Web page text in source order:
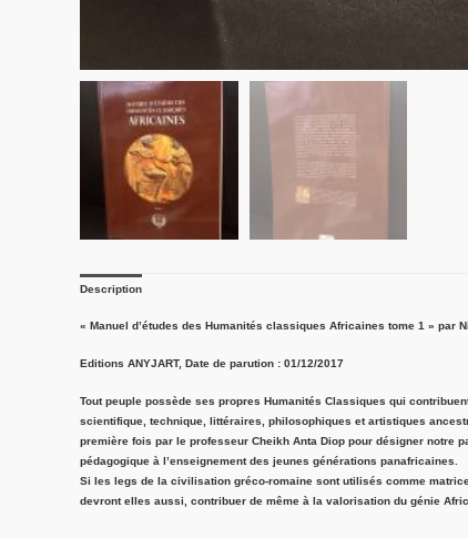
Description
« Manuel d’études des Humanités classiques Africaines tome 1 » par
Editions ANYJART, Date de parution : 01/12/2017
Tout peuple possède ses propres Humanités Classiques qui
scientifique, technique, littéraires, philosophiques et artistiques
première fois par le professeur Cheikh Anta Diop pour désigner notre
pédagogique à l’enseignement des jeunes générations panafricaines.
Si les legs de la civilisation gréco-romaine sont utilisés comme
devront elles aussi, contribuer de même à la valorisation du génie